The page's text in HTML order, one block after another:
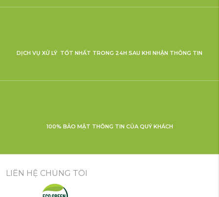
DỊCH VỤ XỬ LÝ TỐT NHẤT TRONG 24H SAU KHI NHẬN THÔNG TIN
100% BẢO MẬT THÔNG TIN CỦA QUÝ KHÁCH
LIÊN HỆ CHÚNG TÔI